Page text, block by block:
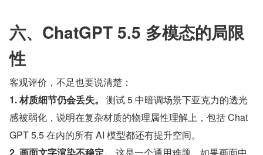
六、ChatGPT 5.5 多模态的局限
性
客观评价，不足也要说清楚：
1. 材质细节仍会丢失。
测试 5 中暗调场景下亚克力的透光
感被弱化，说明在复杂材质的物理属性理解上，包括 Chat
GPT 5.5 在内的所有 AI 模型都还有提升空间。